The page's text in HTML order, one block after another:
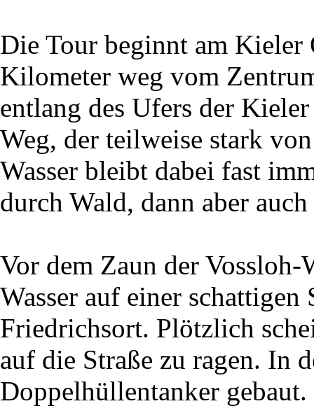
Die Tour beginnt am
Kilometer weg vom
entlang des Ufers der
Weg, der teilweise stark
Wasser bleibt dabei fast
durch Wald, dann aber
Vor dem Zaun der
Wasser auf einer
Friedrichsort. Plötzlich
auf die Straße zu ragen. In
Doppelhüllentanker